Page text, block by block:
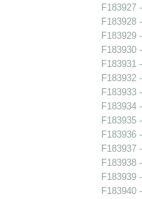
F183927
F183928
F183929
F183930
F183931
F183932
F183933
F183934
F183935
F183936
F183937
F183938
F183939
F183940